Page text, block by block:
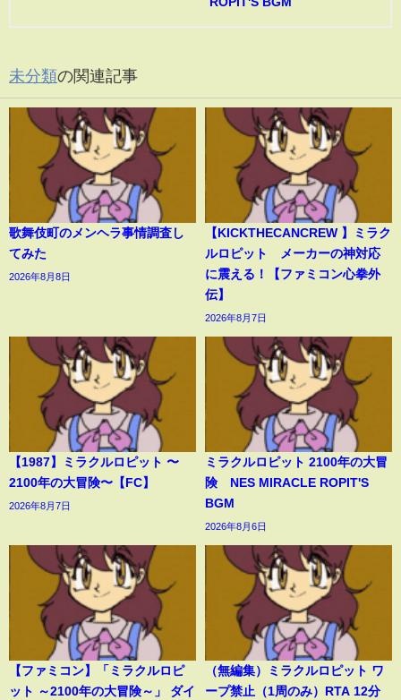
未分類の関連記事
歌舞伎町のメンヘラ事情調査し
てみた
2026年8月8日
【KICKTHECANCREW 】ミラク
ルロピット メーカーの神対応
に震える！【ファミコン心拳外
伝】
2026年8月7日
【1987】ミラクルロピット 〜
2100年の大冒険〜【FC】
2026年8月7日
ミラクルロピット 2100年の大冒
険 NES MIRACLE ROPIT'S
BGM
2026年8月6日
【ファミコン】「ミラクルロピ
ット ～2100年の大冒険～」 ダイ
（無編集）ミラクルロピット ワ
ープ禁止（1周のみ）RTA 12分